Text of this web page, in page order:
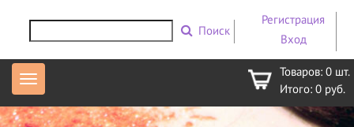
Поиск
Регистрация
Вход
Товаров: 0 шт.
Итого: 0 руб.